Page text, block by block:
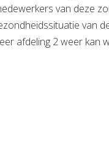
van deze
van
afdeling 2 weer kan